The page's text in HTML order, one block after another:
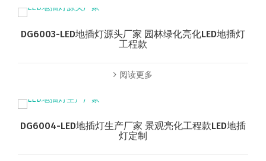
DG6003-LED地插灯源头厂家 园林绿化亮化LED地插灯
工程款
阅读更多
DG6004-LED地插灯生产厂家 景观亮化工程款LED地插
灯定制